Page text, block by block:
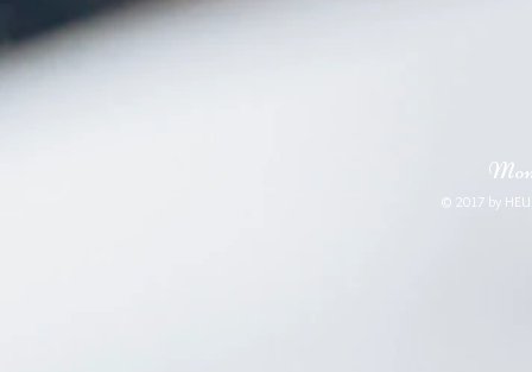
© 2017 by